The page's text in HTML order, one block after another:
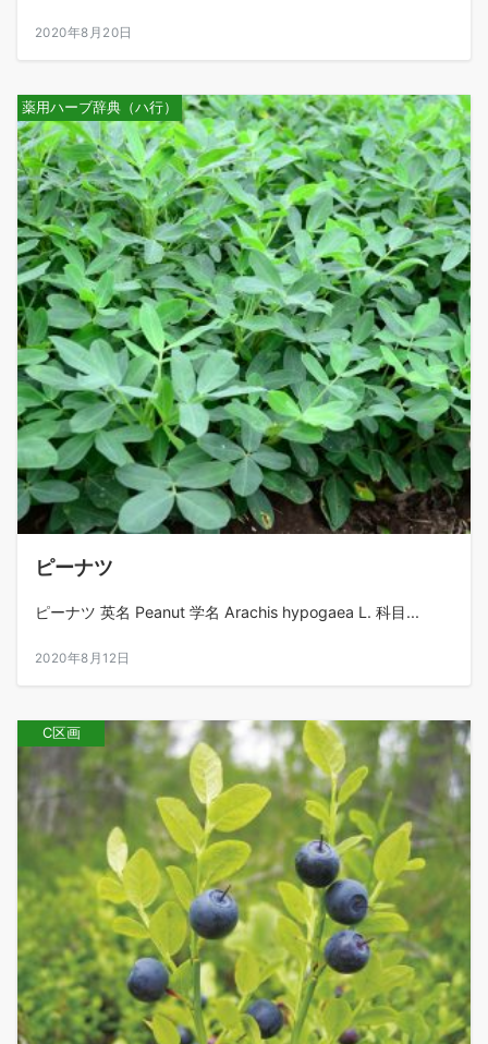
2020年8月20日
薬用ハーブ辞典（ハ行）
ピーナツ
ピーナツ 英名 Peanut 学名 Arachis hypogaea L. 科目...
2020年8月12日
C区画